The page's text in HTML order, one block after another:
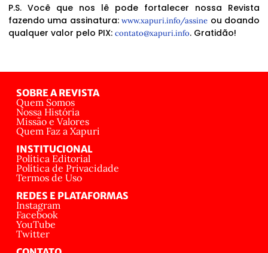
P.S. Você que nos lê pode fortalecer nossa Revista
fazendo uma assinatura:www.xapuri.info/assine ou doando
qualquer valor pelo PIX: contato@xapuri.info. Gratidão!
SOBRE A REVISTA
Quem Somos
Nossa História
Missão e Valores
Quem Faz a Xapuri
INSTITUCIONAL
Política Editorial
Política de Privacidade
Termos de Uso
REDES E PLATAFORMAS
Instagram
Facebook
YouTube
Twitter